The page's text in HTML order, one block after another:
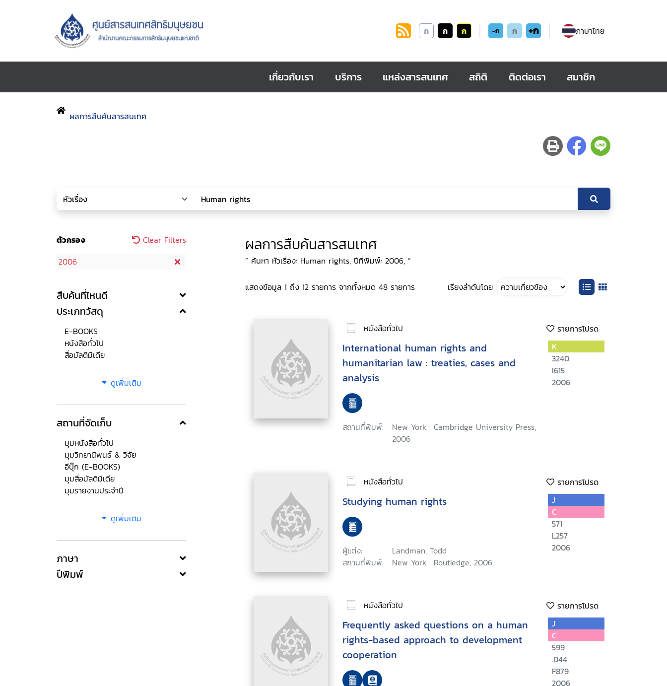
ก ก ก -ก ก +ก ภาษาไทย
เกี่ยวกับเรา บริการ แหล่งสารสนเทศ สถิติ ติดต่อเรา สมาชิก
ผลการสืบค้นสารสนเทศ
ตัวกรอง
Clear Filters
2006
สืบค้นที่ไหนดี
ประเภทวัสดุ
E-BOOKS
หนังสือทั่วไป
สื่อมัลติมีเดีย
ดูเพิ่มเติม
สถานที่จัดเก็บ
มุมหนังสือทั่วไป
มุมวิทยานิพนธ์ & วิจัย
อีบุ๊ก (E-BOOKS)
มุมสื่อมัลติมีเดีย
มุมรายงานประจำปี
ดูเพิ่มเติม
ภาษา
ปีพิมพ์
ผลการสืบค้นสารสนเทศ
“ ค้นหา หัวเรื่อง: Human rights, ปีที่พิมพ์: 2006, ”
แสดงข้อมูล 1 ถึง 12 รายการ จากทั้งหมด 48 รายการ เรียงลำดับโดย
หนังสือทั่วไป รายการโปรด
International human rights and
humanitarian law : treaties, cases and
analysis
สถานที่พิมพ์:
New York : Cambridge University Press,
2006
K
3240
I615
2006
หนังสือทั่วไป รายการโปรด
Studying human rights
ผู้แต่ง:
Landman, Todd
สถานที่พิมพ์:
New York : Routledge, 2006.
J
C
571
L257
2006
หนังสือทั่วไป รายการโปรด
Frequently asked questions on a human
rights-based approach to development
cooperation
J
C
599
.D44
F879
2006